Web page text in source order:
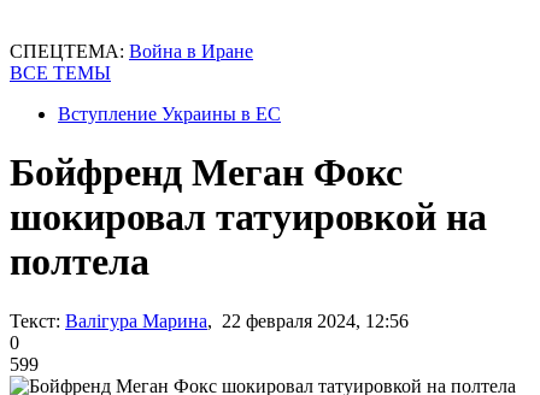
СПЕЦТЕМА: Война в Иране
ВСЕ ТЕМЫ
Вступление Украины в ЕС
Бойфренд Меган Фокс
шокировал татуировкой на
полтела
Текст: Валігура Марина, 22 февраля 2024, 12:56
0
599